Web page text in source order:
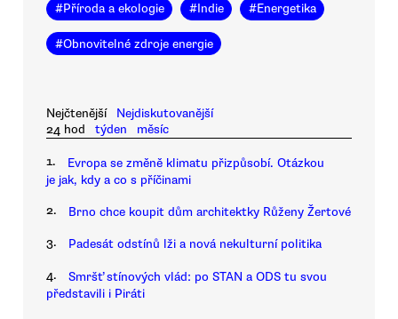
#Příroda a ekologie #Indie #Energetika
#Obnovitelné zdroje energie
Nejčtenější
Nejdiskutovanější
24 hod
týden měsíc
1.
Evropa se změně klimatu přizpůsobí. Otázkou
je jak, kdy a co s příčinami
2. Brno chce koupit dům architektky Růženy Žertové
3. Padesát odstínů lži a nová nekulturní politika
4.
Smršť stínových vlád: po STAN a ODS tu svou
představili i Piráti